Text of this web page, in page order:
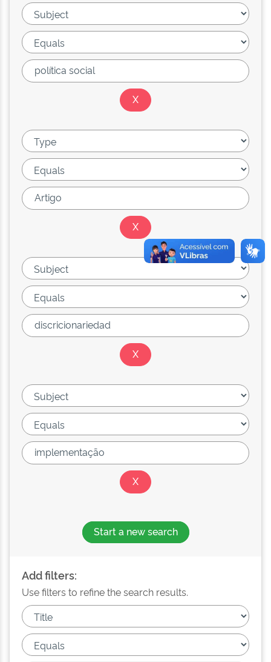
Start a new search
Add filters:
Use filters to refine the search results.